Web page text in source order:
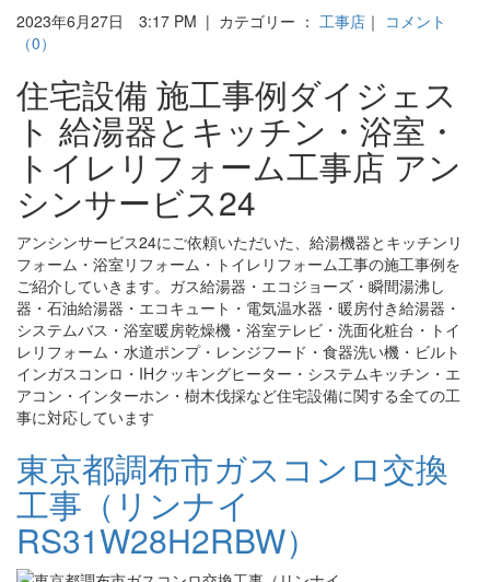
2023年6月27日 3:17 PM | カテゴリー ： 工事店 ｜ コメント
（0）
住宅設備 施工事例ダイジェス
ト 給湯器とキッチン・浴室・
トイレリフォーム工事店 アン
シンサービス24
アンシンサービス24にご依頼いただいた、給湯機器とキッチンリ
フォーム・浴室リフォーム・トイレリフォーム工事の施工事例を
ご紹介していきます。ガス給湯器・エコジョーズ・瞬間湯沸し
器・石油給湯器・エコキュート・電気温水器・暖房付き給湯器・
システムバス・浴室暖房乾燥機・浴室テレビ・洗面化粧台・トイ
レリフォーム・水道ポンプ・レンジフード・食器洗い機・ビルト
インガスコンロ・IHクッキングヒーター・システムキッチン・エ
アコン・インターホン・樹木伐採など住宅設備に関する全ての工
事に対応しています
東京都調布市ガスコンロ交換
工事（リンナイ
RS31W28H2RBW）